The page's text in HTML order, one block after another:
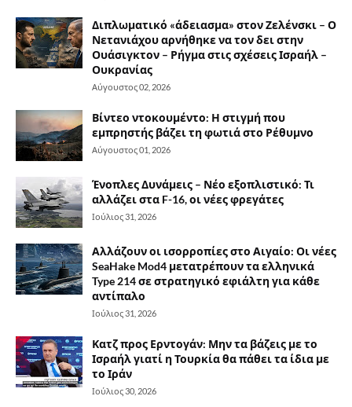
Διπλωματικό «άδειασμα» στον Ζελένσκι – Ο
Νετανιάχου αρνήθηκε να τον δει στην
Ουάσιγκτον – Ρήγμα στις σχέσεις Ισραήλ –
Ουκρανίας
Αύγουστος 02, 2026
Βίντεο ντοκουμέντο: Η στιγμή που
εμπρηστής βάζει τη φωτιά στο Ρέθυμνο
Αύγουστος 01, 2026
Ένοπλες Δυνάμεις – Νέο εξοπλιστικό: Τι
αλλάζει στα F-16, οι νέες φρεγάτες
Ιούλιος 31, 2026
Αλλάζουν οι ισορροπίες στο Αιγαίο: Οι νέες
SeaHake Mod4 μετατρέπουν τα ελληνικά
Type 214 σε στρατηγικό εφιάλτη για κάθε
αντίπαλο
Ιούλιος 31, 2026
Κατζ προς Ερντογάν: Μην τα βάζεις με το
Ισραήλ γιατί η Τουρκία θα πάθει τα ίδια με
το Ιράν
Ιούλιος 30, 2026